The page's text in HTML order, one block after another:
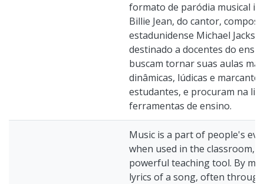
formato de paródia musical
Billie Jean, do cantor,
estadunidense Michael
destinado a docentes do
buscam tornar suas aulas
dinâmicas, lúdicas e
estudantes, e procuram na
ferramentas de ensino.
Music is a part of people's
when used in the classroom,
powerful teaching tool. By
lyrics of a song, often